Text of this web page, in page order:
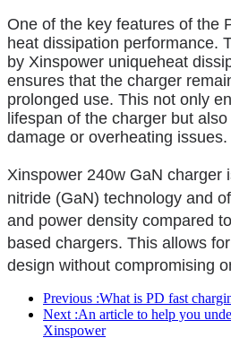
One of the key features of the
heat dissipation performance.
by Xinspower uniqueheat
ensures that the charger
prolonged use. This not only
lifespan of the charger but
damage or overheating issues.
Xinspower 240w GaN charger
nitride (GaN) technology and
and power density compared
based chargers. This allows
design without compromising
Previous :What is PD fast
Next :An article to help you
Xinspower